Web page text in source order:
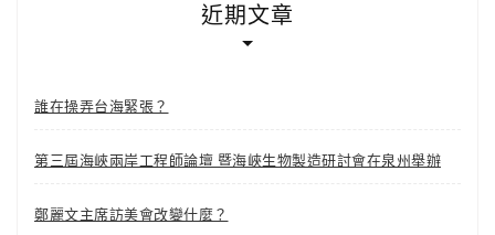
近期文章
誰在操弄台海緊張？
第三屆海峽兩岸工程師論壇 暨海峽生物製造研討會在泉州舉辦
鄭麗文主席訪美會改變什麼？